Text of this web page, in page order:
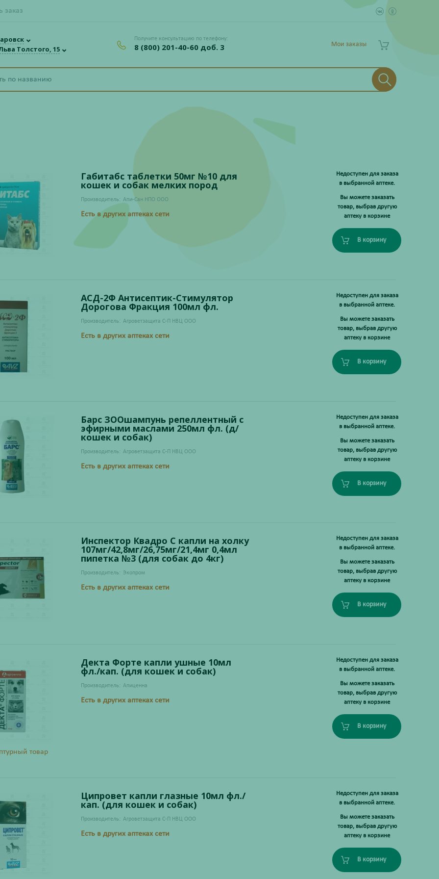
заказ
Толстого, 15
Получите консультацию по телефону:
8 (800) 201-40-60 доб. 3 Мои заказы
Габитабс таблетки 50мг №10 для
кошек и собак мелких пород
Производитель: Апи-Сан НПО ООО
Есть в других аптеках сети
Недоступен для заказа
в выбранной аптеке.
Вы можете заказать
товар, выбрав другую
аптеку в корзине
В корзину
АСД-2Ф Антисептик-Стимулятор
Дорогова Фракция 100мл фл.
Производитель: Агроветзащита С-П НВЦ ООО
Есть в других аптеках сети
Недоступен для заказа
в выбранной аптеке.
Вы можете заказать
товар, выбрав другую
аптеку в корзине
В корзину
Барс ЗООшампунь репеллентный с
эфирными маслами 250мл фл. (д/
кошек и собак)
Производитель: Агроветзащита С-П НВЦ ООО
Есть в других аптеках сети
Недоступен для заказа
в выбранной аптеке.
Вы можете заказать
товар, выбрав другую
аптеку в корзине
В корзину
Инспектор Квадро С капли на холку
107мг/42,8мг/26,75мг/21,4мг 0,4мл
пипетка №3 (для собак до 4кг)
Производитель: Экопром
Есть в других аптеках сети
Недоступен для заказа
в выбранной аптеке.
Вы можете заказать
товар, выбрав другую
аптеку в корзине
В корзину
товар
Декта Форте капли ушные 10мл
фл./кап. (для кошек и собак)
Производитель: Апиценна
Есть в других аптеках сети
Недоступен для заказа
в выбранной аптеке.
Вы можете заказать
товар, выбрав другую
аптеку в корзине
В корзину
Ципровет капли глазные 10мл фл./
кап. (для кошек и собак)
Производитель: Агроветзащита С-П НВЦ ООО
Есть в других аптеках сети
Недоступен для заказа
в выбранной аптеке.
Вы можете заказать
товар, выбрав другую
аптеку в корзине
В корзину